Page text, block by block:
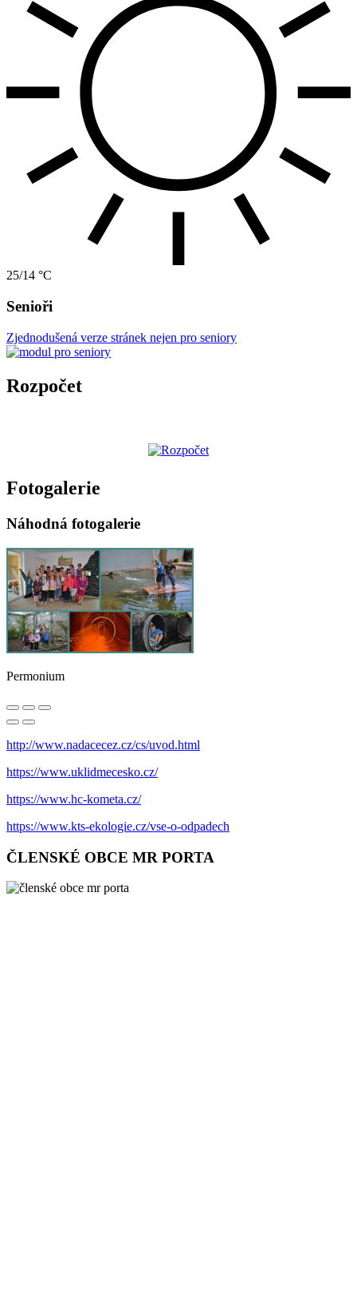
25/14 °C
Senioři
Zjednodušená verze stránek nejen pro seniory
Rozpočet
Fotogalerie
Náhodná fotogalerie
Permonium
http://www.nadacecez.cz/cs/uvod.html
https://www.uklidmecesko.cz/
https://www.hc-kometa.cz/
https://www.kts-ekologie.cz/vse-o-odpadech
ČLENSKÉ OBCE MR PORTA